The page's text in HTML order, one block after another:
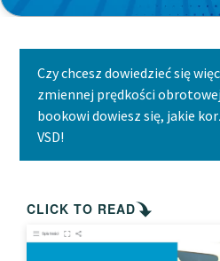
Czy chcesz dowiedzieć się
zmiennej prędkości
bookowi dowiesz się, jakie
VSD!